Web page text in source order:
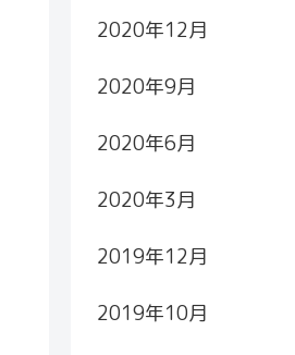
2020年12月
2020年9月
2020年6月
2020年3月
2019年12月
2019年10月